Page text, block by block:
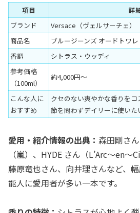
項目
詳
ブランド
Versace（ヴェルサーチェ）
商品名
ブルージーンズ オードトワレ
香調
シトラス・ウッディ
参考価格
（100ml）
約4,000円〜
こんな人に
おすすめ
クセのない爽やかな香りを
節を問わずデイリーに使いた
愛用・紹介情報の出典： 森田剛さ
（嵐）、HYDE さん（L’Arc～en～
藤原竜也さん、向井理さんなど、
能人に愛用者が多い一本です。